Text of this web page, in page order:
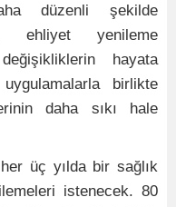
düzenli şekilde
ehliyet yenileme
hayata
birlikte
daha sıkı hale
üç yılda bir sağlık
istenecek. 80